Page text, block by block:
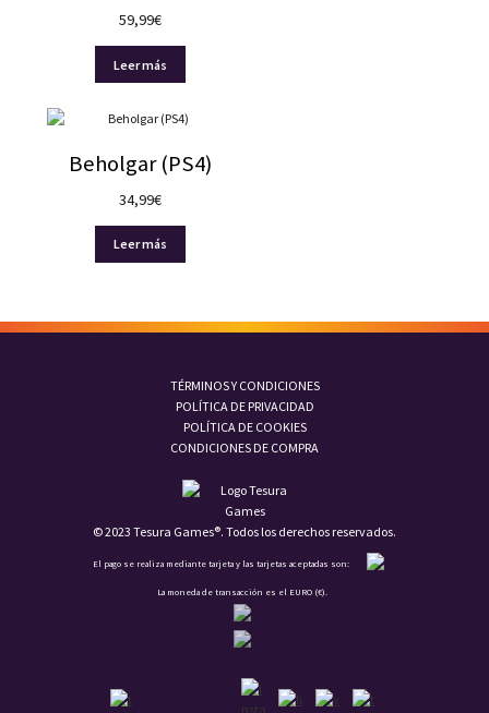
59,99€
Leer más
Beholgar (PS4)
34,99€
Leer más
TÉRMINOS Y CONDICIONES
POLÍTICA DE PRIVACIDAD
POLÍTICA DE COOKIES
CONDICIONES DE COMPRA
© 2023 Tesura Games®. Todos los derechos reservados.
El pago se realiza mediante tarjeta y las tarjetas aceptadas son:
La moneda de transacción es el EURO (€).